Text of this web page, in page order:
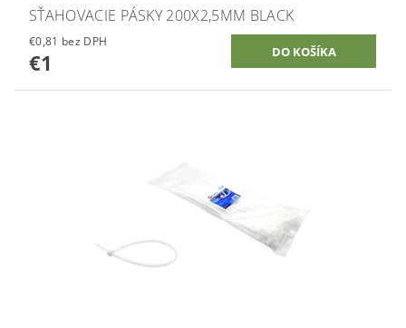
SŤAHOVACIE PÁSKY 200X2,5MM BLACK
€0,81 bez DPH
€1